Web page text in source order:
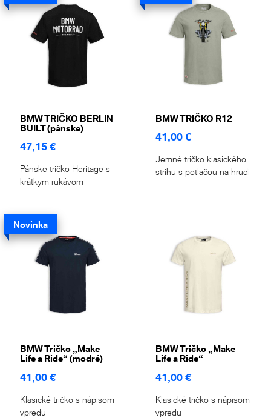
BMW TRIČKO BERLIN
BUILT (pánske)
47,15 €
Pánske tričko Heritage s
krátkym rukávom
BMW TRIČKO R12
41,00 €
Jemné tričko klasického
strihu s potlačou na hrudi
Novinka
BMW Tričko „Make
Life a Ride“ (modré)
41,00 €
Klasické tričko s nápisom
vpredu
BMW Tričko „Make
Life a Ride“
41,00 €
Klasické tričko s nápisom
vpredu